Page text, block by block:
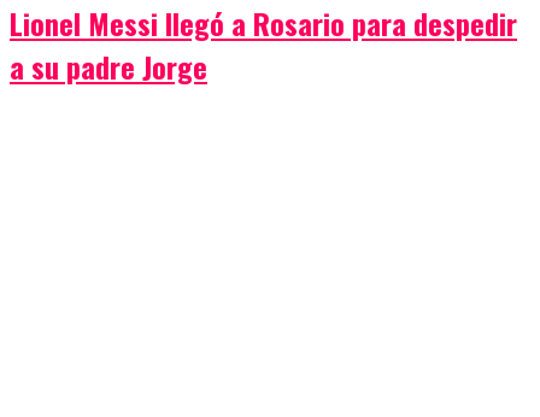
Lionel Messi llegó a Rosario para despedir
a su padre Jorge